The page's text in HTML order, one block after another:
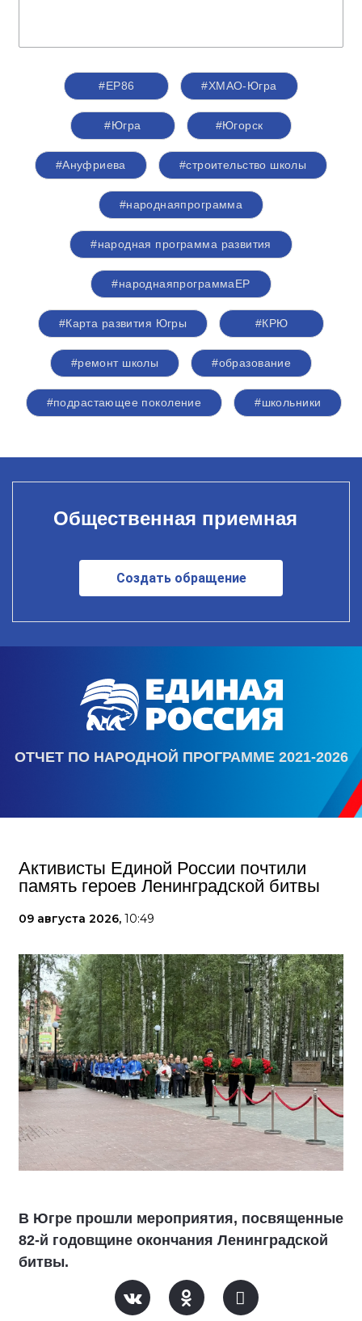
#ЕР86 #ХМАО-Югра
#Югра #Югорск
#Ануфриева #строительство школы
#народнаяпрограмма
#народная программа развития
#народнаяпрограммаЕР
#Карта развития Югры #КРЮ
#ремонт школы #образование
#подрастающее поколение #школьники
Общественная приемная
Создать обращение
ОТЧЕТ ПО НАРОДНОЙ ПРОГРАММЕ 2021-2026
Активисты Единой России почтили
память героев Ленинградской битвы
09 августа 2026, 10:49
В Югре прошли мероприятия, посвященные
82-й годовщине окончания Ленинградской
битвы.